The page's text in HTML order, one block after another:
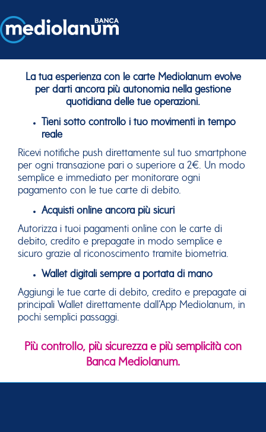
La tua esperienza con le carte Mediolanum evolve
per darti ancora più autonomia nella gestione
quotidiana delle tue operazioni.
Tieni sotto controllo i tuo movimenti in tempo
reale
Ricevi notifiche push direttamente sul tuo smartphone
per ogni transazione pari o superiore a 2€. Un modo
semplice e immediato per monitorare ogni
pagamento con le tue carte di debito.
Acquisti online ancora più sicuri
Autorizza i tuoi pagamenti online con le carte di
debito, credito e prepagate in modo semplice e
sicuro grazie al riconoscimento tramite biometria.
Wallet digitali sempre a portata di mano
Aggiungi le tue carte di debito, credito e prepagate ai
principali Wallet direttamente dall’App Mediolanum, in
pochi semplici passaggi.
Più controllo, più sicurezza e più semplicità con
Banca Mediolanum.